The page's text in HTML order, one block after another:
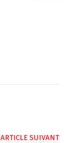
ARTICLE SUIVANT